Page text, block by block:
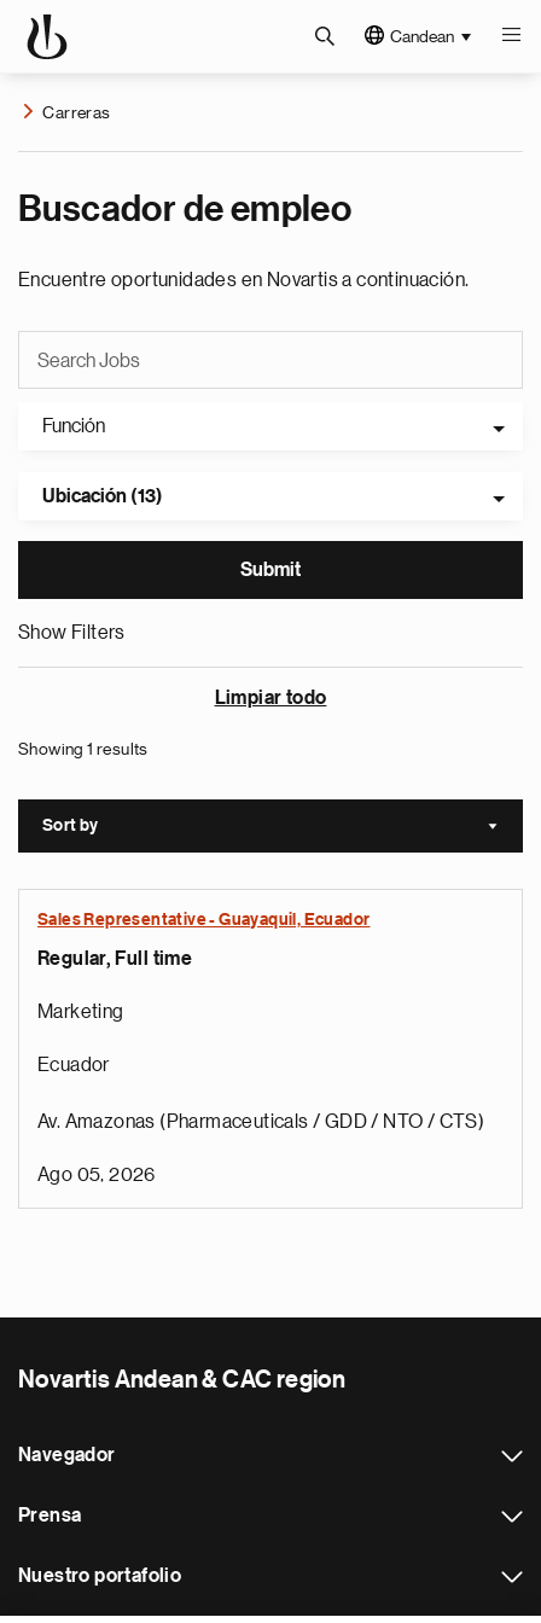
Candean
Carreras
Buscador de empleo
Encuentre oportunidades en Novartis a continuación.
Función
Ubicación (13)
Show Filters
Limpiar todo
Showing 1 results
Sort by Sort
Sales Representative - Guayaquil, Ecuador
Regular, Full time
Marketing
Ecuador
Av. Amazonas (Pharmaceuticals / GDD / NTO / CTS)
Ago 05, 2026
Novartis Andean & CAC region
Navegador
Prensa
Nuestro portafolio